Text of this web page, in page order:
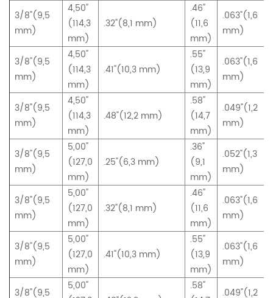
3/8"(9,5
mm)
4,50"
(114,3
mm)
.32"(8,1 mm)
.46"
(11,6
mm)
.063"(1,6
mm)
3/8"(9,5
mm)
4,50"
(114,3
mm)
.41"(10,3 mm)
.55"
(13,9
mm)
.063"(1,6
mm)
3/8"(9,5
mm)
4,50"
(114,3
mm)
.48"(12,2 mm)
.58"
(14,7
mm)
.049"(1,2
mm)
3/8"(9,5
mm)
5,00"
(127,0
mm)
.25"(6,3 mm)
.36"
(9,1
mm)
.052"(1,3
mm)
3/8"(9,5
mm)
5,00"
(127,0
mm)
.32"(8,1 mm)
.46"
(11,6
mm)
.063"(1,6
mm)
3/8"(9,5
mm)
5,00"
(127,0
mm)
.41"(10,3 mm)
.55"
(13,9
mm)
.063"(1,6
mm)
3/8"(9,5
5,00"
.58"
.049"(1,2